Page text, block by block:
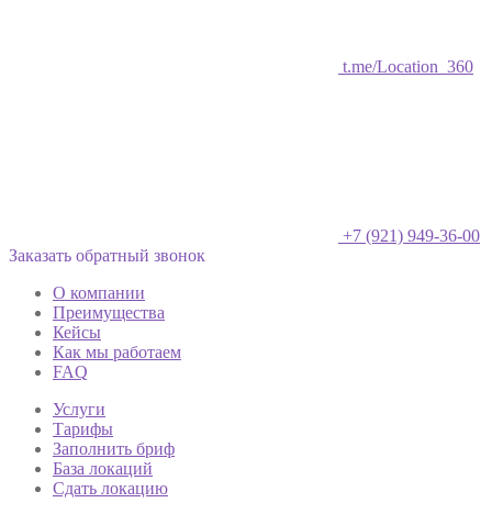
t.me/Location_360
+7 (921) 949-36-00
Заказать обратный звонок
О компании
Преимущества
Кейсы
Как мы работаем
FAQ
Услуги
Тарифы
Заполнить бриф
База локаций
Сдать локацию